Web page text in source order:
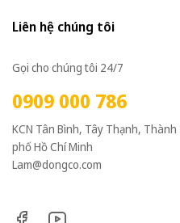
Liên hệ chúng tôi
Gọi cho chúng tôi 24/7
0909 000 786
KCN Tân Bình, Tây Thạnh, Thành
phố Hồ Chí Minh
Lam@dongco.com